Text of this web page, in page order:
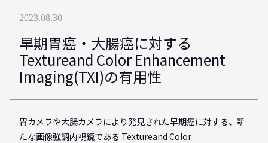
2023.08.30
早期胃癌・大腸癌に対する
Textureand Color Enhancement
Imaging(TXI)の有用性
胃カメラや大腸カメラにより発見された早期癌に対する、新
たな画像強調内視鏡である Textureand Color